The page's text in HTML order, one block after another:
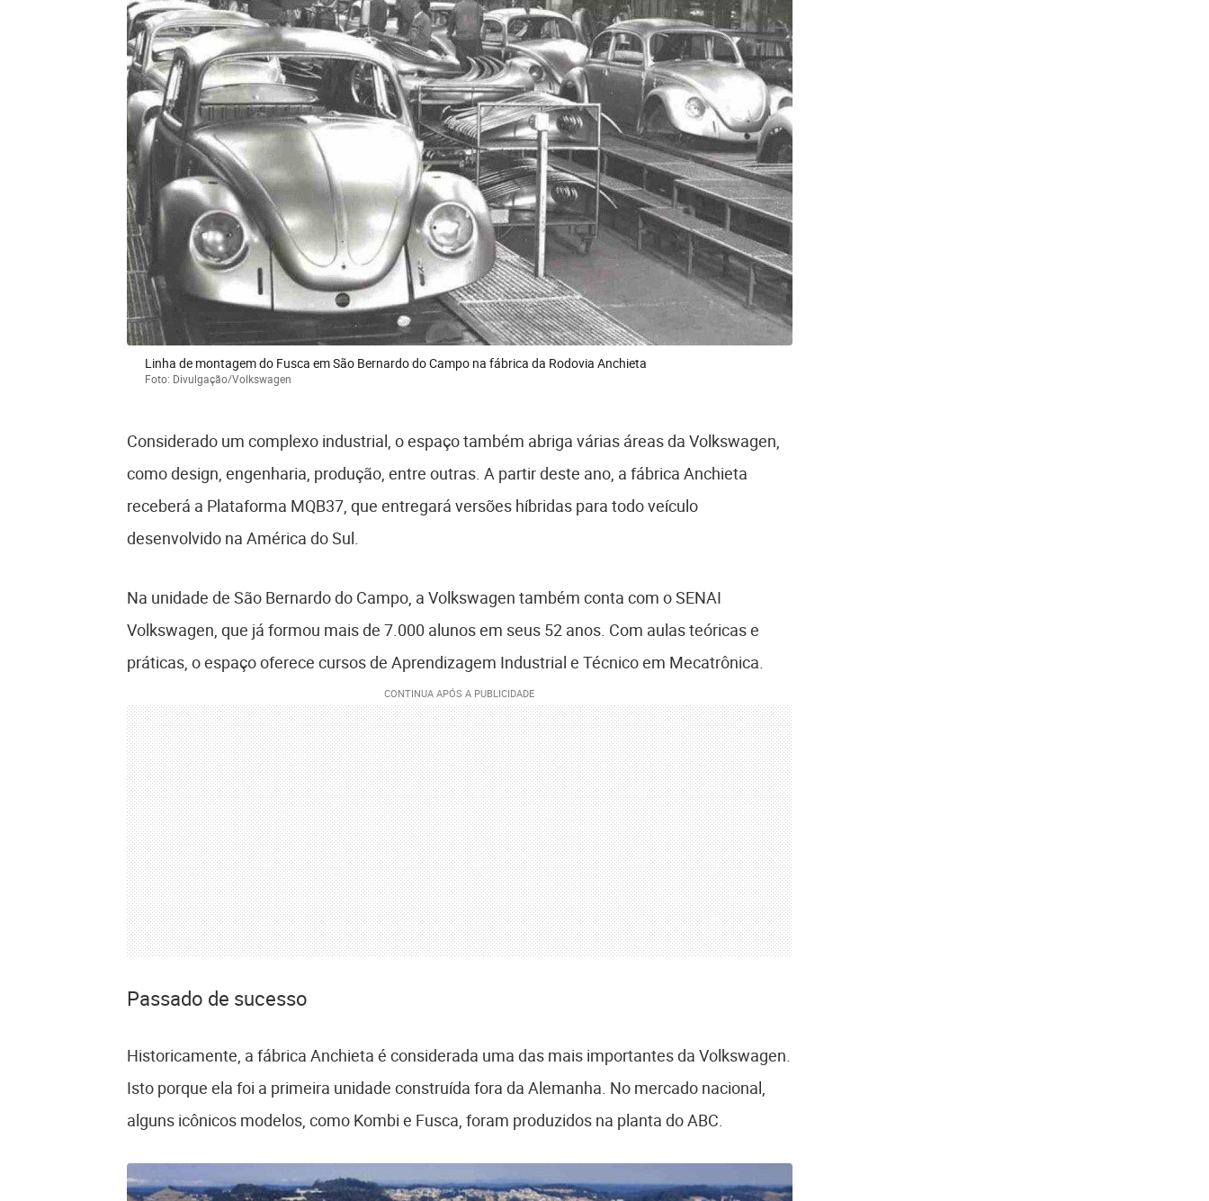
Linha de montagem do Fusca em São Bernardo do Campo na fábrica da Rodovia Anchieta
Foto: Divulgação/Volkswagen
Considerado um complexo industrial, o espaço também abriga várias áreas da Volkswagen,
como design, engenharia, produção, entre outras. A partir deste ano, a fábrica Anchieta
receberá a Plataforma MQB37, que entregará versões híbridas para todo veículo
desenvolvido na América do Sul.
Na unidade de São Bernardo do Campo, a Volkswagen também conta com o SENAI
Volkswagen, que já formou mais de 7.000 alunos em seus 52 anos. Com aulas teóricas e
práticas, o espaço oferece cursos de Aprendizagem Industrial e Técnico em Mecatrônica.
Passado de sucesso
Historicamente, a fábrica Anchieta é considerada uma das mais importantes da Volkswagen.
Isto porque ela foi a primeira unidade construída fora da Alemanha. No mercado nacional,
alguns icônicos modelos, como Kombi e Fusca, foram produzidos na planta do ABC.